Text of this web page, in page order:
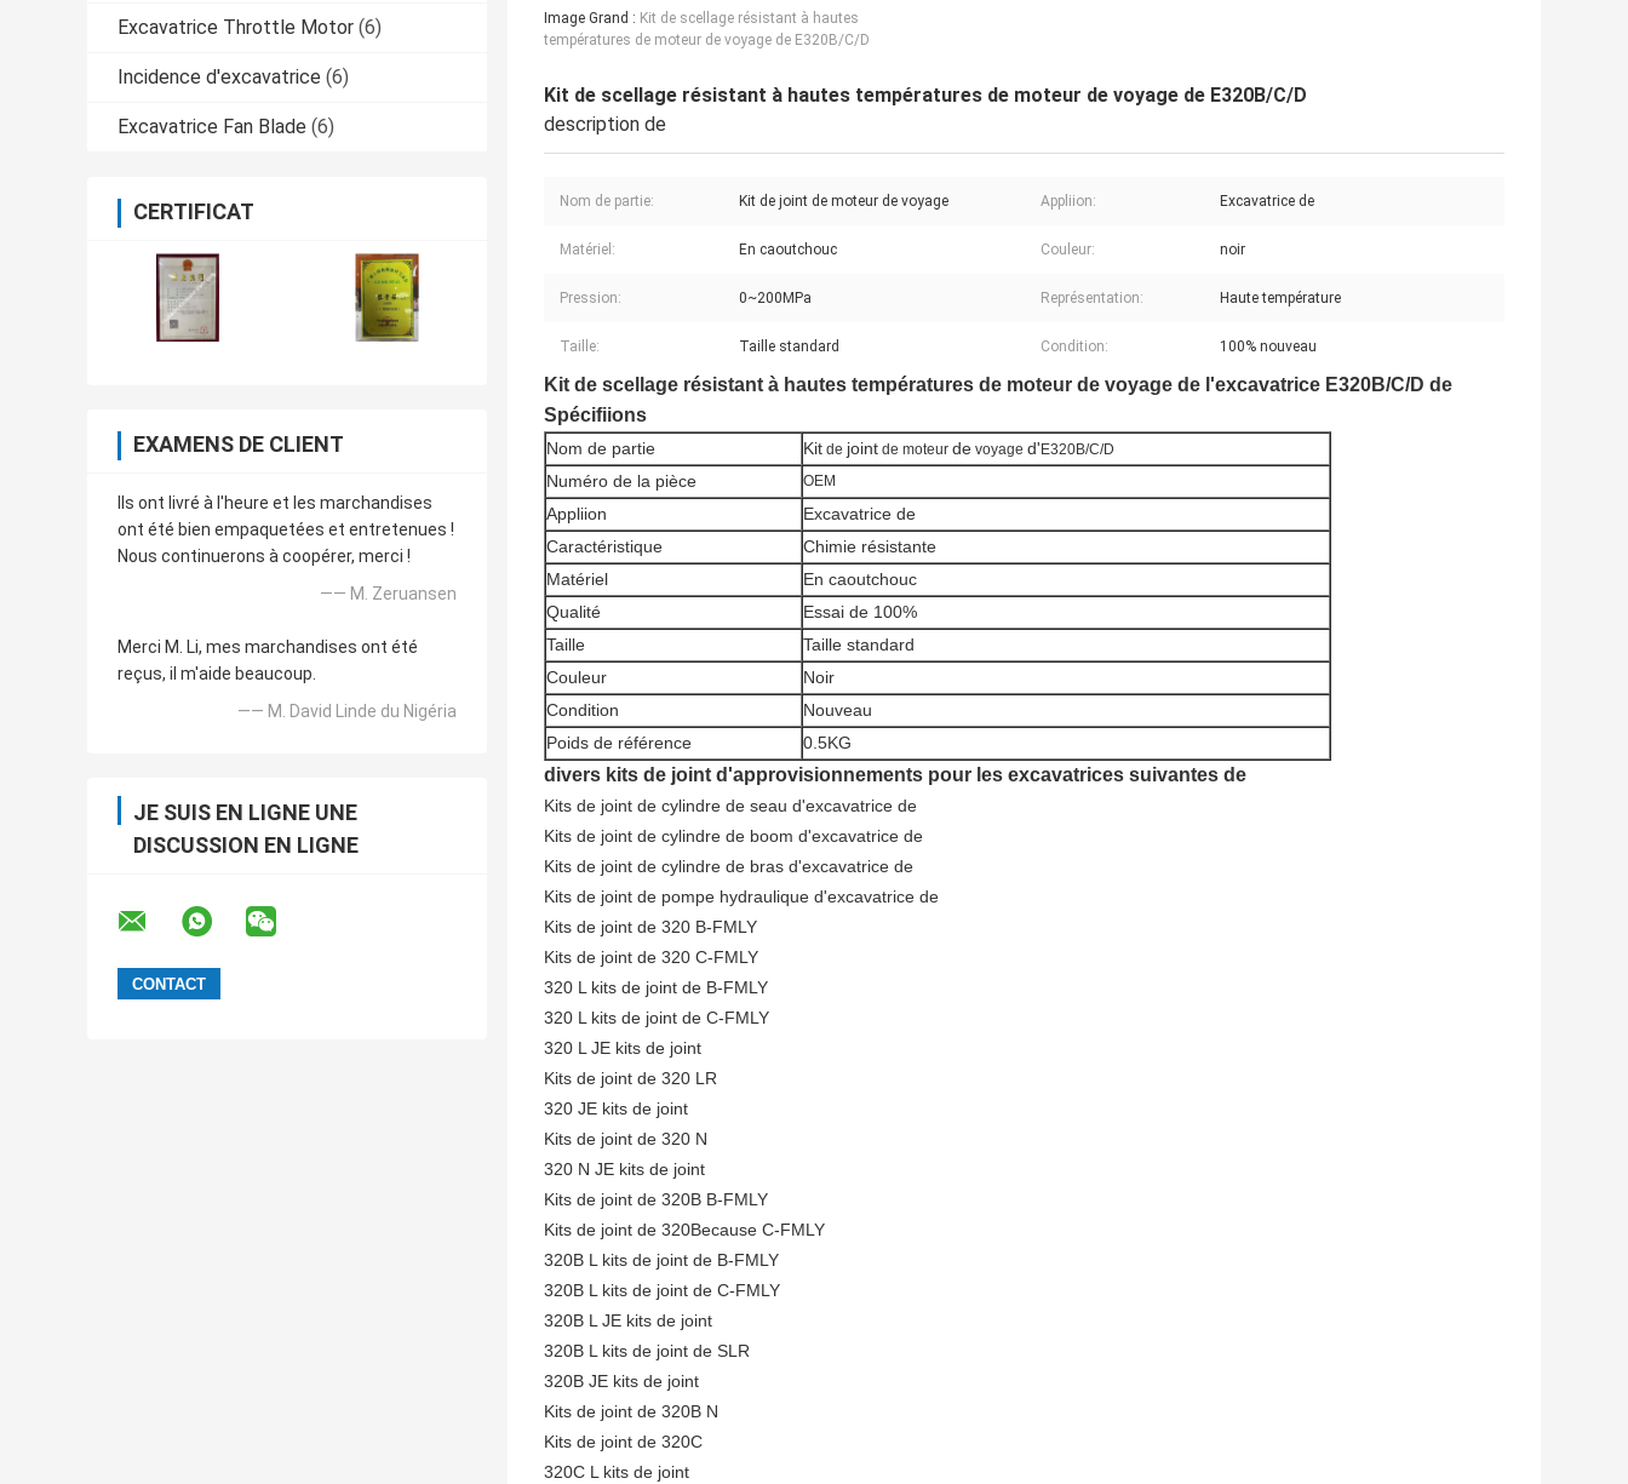
Excavatrice Throttle Motor (6)
Incidence d'excavatrice (6)
Excavatrice Fan Blade (6)
CERTIFICAT
EXAMENS DE CLIENT
Ils ont livré à l'heure et les marchandises
ont été bien empaquetées et entretenues !
Nous continuerons à coopérer, merci !
—— M. Zeruansen
Merci M. Li, mes marchandises ont été
reçus, il m'aide beaucoup.
—— M. David Linde du Nigéria
JE SUIS EN LIGNE UNE
DISCUSSION EN LIGNE
Image Grand : Kit de scellage résistant à hautes
températures de moteur de voyage de E320B/C/D
Kit de scellage résistant à hautes températures de moteur de voyage de E320B/C/D
description de
Nom de partie: Kit de joint de moteur de voyage Appliion: Excavatrice de
Matériel: En caoutchouc Couleur: noir
Pression: 0~200MPa Représentation: Haute température
Taille: Taille standard Condition: 100% nouveau
Kit de scellage résistant à hautes températures de moteur de voyage de l'excavatrice E320B/C/D de
Spécifiions
Nom de partie Kit de joint de moteur de voyage d' E320B/C/D
Numéro de la pièce OEM
Appliion
Excavatrice de
Caractéristique
Chimie résistante
Matériel
En caoutchouc
Qualité
Essai de 100%
Taille
Taille standard
Couleur
Noir
Condition
Nouveau
Poids de référence
0.5KG
divers kits de joint d'approvisionnements pour les excavatrices suivantes de
Kits de joint de cylindre de seau d'excavatrice de
Kits de joint de cylindre de boom d'excavatrice de
Kits de joint de cylindre de bras d'excavatrice de
Kits de joint de pompe hydraulique d'excavatrice de
Kits de joint de 320 B-FMLY
Kits de joint de 320 C-FMLY
320 L kits de joint de B-FMLY
320 L kits de joint de C-FMLY
320 L JE kits de joint
Kits de joint de 320 LR
320 JE kits de joint
Kits de joint de 320 N
320 N JE kits de joint
Kits de joint de 320B B-FMLY
Kits de joint de 320Because C-FMLY
320B L kits de joint de B-FMLY
320B L kits de joint de C-FMLY
320B L JE kits de joint
320B L kits de joint de SLR
320B JE kits de joint
Kits de joint de 320B N
Kits de joint de 320C
320C L kits de joint